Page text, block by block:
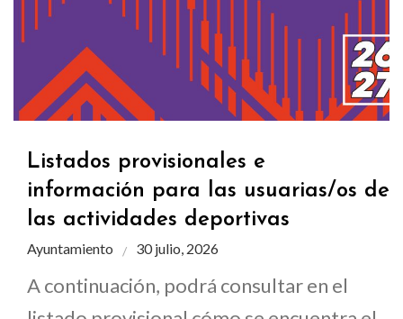
Listados provisionales e
información para las usuarias/os de
las actividades deportivas
Ayuntamiento 30 julio, 2026
A continuación, podrá consultar en el